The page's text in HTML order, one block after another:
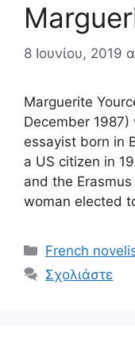
8 Ιουνίου, 2019
Marguerite
December
essayist born in
a US citizen in
and the
woman elected
Κατηγορίες
French
Σχολιάστε